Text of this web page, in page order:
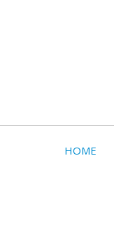
HOME